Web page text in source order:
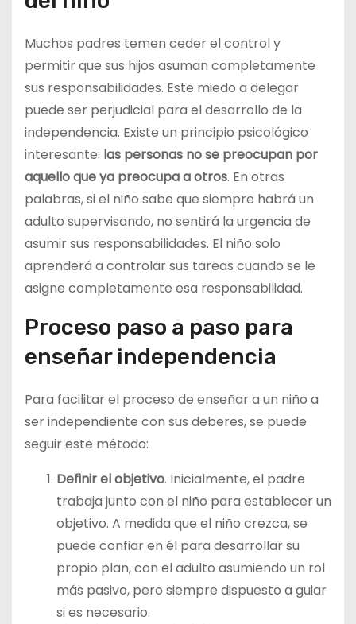
Muchos padres temen ceder el control y
permitir que sus hijos asuman completamente
sus responsabilidades. Este miedo a delegar
puede ser perjudicial para el desarrollo de la
independencia. Existe un principio psicológico
interesante: las personas no se preocupan por
aquello que ya preocupa a otros. En otras
palabras, si el niño sabe que siempre habrá un
adulto supervisando, no sentirá la urgencia de
asumir sus responsabilidades. El niño solo
aprenderá a controlar sus tareas cuando se le
asigne completamente esa responsabilidad.
Proceso paso a paso para
enseñar independencia
Para facilitar el proceso de enseñar a un niño a
ser independiente con sus deberes, se puede
seguir este método:
Definir el objetivo. Inicialmente, el padre
trabaja junto con el niño para establecer un
objetivo. A medida que el niño crezca, se
puede confiar en él para desarrollar su
propio plan, con el adulto asumiendo un rol
más pasivo, pero siempre dispuesto a guiar
si es necesario.